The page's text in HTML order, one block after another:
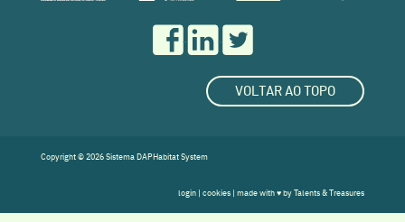
VOLTAR AO TOPO
Copyright © 2026 Sistema DAPHabitat System
login | cookies | made with ♥ byTalents & Treasures